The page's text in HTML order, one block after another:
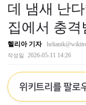
데 냄새 난
집에서 충격
헬리아 기자
작성일 2026-05-11 14:26
위키트리를 팔로